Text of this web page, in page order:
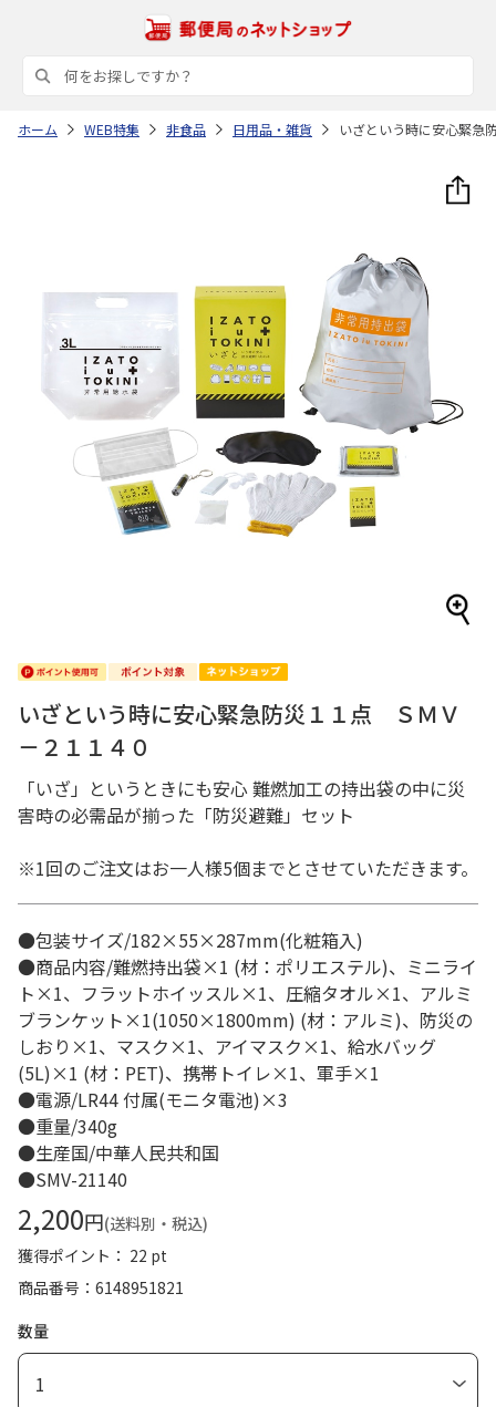
ホーム WEB特集 非食品 日用品・雑貨 いざという時に安心緊
いざという時に安心緊急防災１１点 ＳＭＶ
－２１１４０
「いざ」というときにも安心 難燃加工の持出袋の中に災
害時の必需品が揃った「防災避難」セット
※1回のご注文はお一人様5個までとさせていただきます。
●包装サイズ/182×55×287mm(化粧箱入)
●商品内容/難燃持出袋×1 (材：ポリエステル)、ミニライ
ト×1、フラットホイッスル×1、圧縮タオル×1、アルミ
ブランケット×1(1050×1800mm) (材：アルミ)、防災の
しおり×1、マスク×1、アイマスク×1、給水バッグ
(5L)×1 (材：PET)、携帯トイレ×1、軍手×1
●電源/LR44 付属(モニタ電池)×3
●重量/340g
●生産国/中華人民共和国
●SMV-21140
2,200円(送料別・税込)
獲得ポイント： 22 pt
商品番号
6148951821
数量
1